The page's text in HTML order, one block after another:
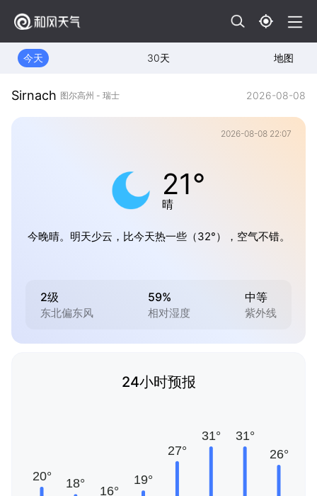
今天 30天 地图
Sirnach 图尔高州 - 瑞士 2026-08-08
2026-08-08 22:07
21°
晴
今晚晴。明天少云，比今天热一些（32°），空气不错。
2级
东北偏东风
59%
相对湿度
中等
紫外线
24小时预报